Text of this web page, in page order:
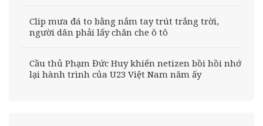
Clip mưa đá to bằng nắm tay trút trắng trời,
người dân phải lấy chăn che ô tô
Cầu thủ Phạm Đức Huy khiến netizen bồi hồi nhớ
lại hành trình của U23 Việt Nam năm ấy